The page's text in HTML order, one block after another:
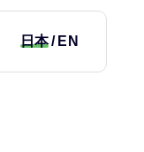
日本 EN